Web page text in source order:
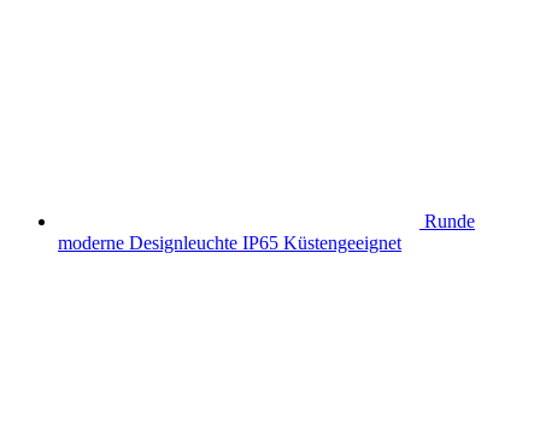
Runde
moderne Designleuchte IP65 Küstengeeignet